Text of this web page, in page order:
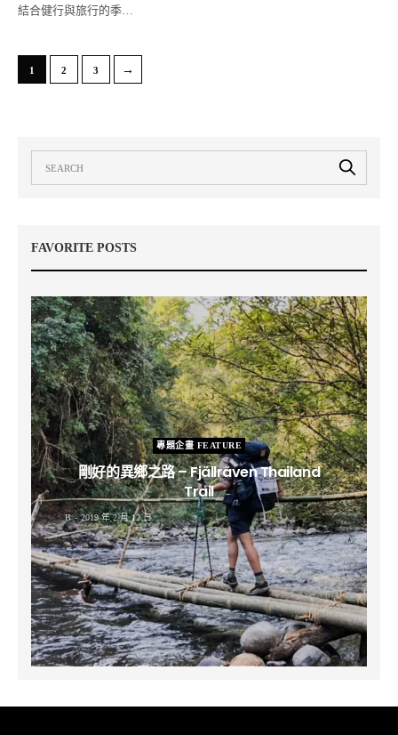
結合健行與旅行的季…
1 2 3 →
FAVORITE POSTS
專題企畫 FEATURE
剛好的異鄉之路 – Fjällräven Thailand
Trail
B 2019 年 2 月 12 日